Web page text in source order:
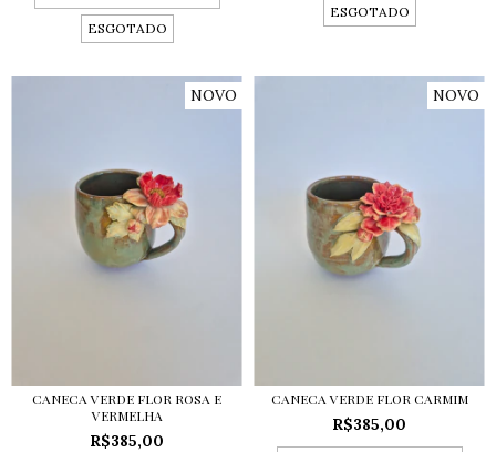
ESGOTADO
ESGOTADO
NOVO
CANECA VERDE FLOR ROSA E
VERMELHA
R$385,00
NOVO
CANECA VERDE FLOR CARMIM
R$385,00